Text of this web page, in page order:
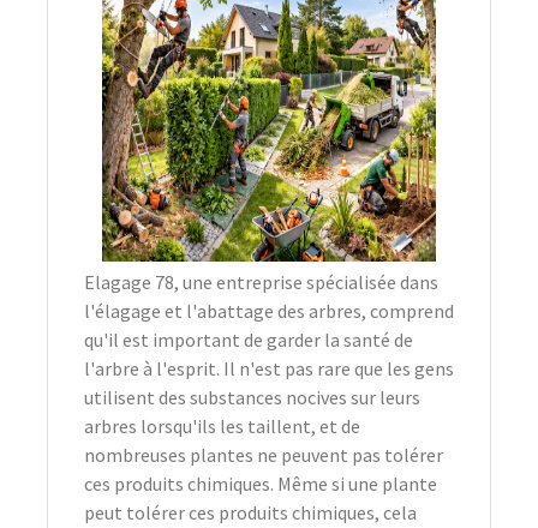
Elagage 78, une entreprise spécialisée dans
l'élagage et l'abattage des arbres, comprend
qu'il est important de garder la santé de
l'arbre à l'esprit. Il n'est pas rare que les gens
utilisent des substances nocives sur leurs
arbres lorsqu'ils les taillent, et de
nombreuses plantes ne peuvent pas tolérer
ces produits chimiques. Même si une plante
peut tolérer ces produits chimiques, cela